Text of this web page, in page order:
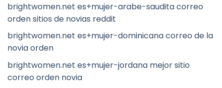
brightwomen.net es+mujer-arabe-saudita correo
orden sitios de novias reddit
brightwomen.net es+mujer-dominicana correo de la
novia orden
brightwomen.net es+mujer-jordana mejor sitio
correo orden novia